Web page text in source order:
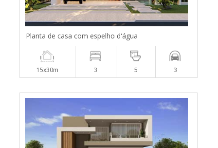
Planta de casa com espelho d'água
15x30m 3 5 3